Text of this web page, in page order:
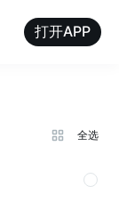
打开APP
全选